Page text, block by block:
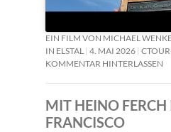
EIN FILM VON MICHAEL
IN ELSTAL 4. MAI 2026
KOMMENTAR HINTERLASSEN
MIT HEINO FERCH
FRANCISCO